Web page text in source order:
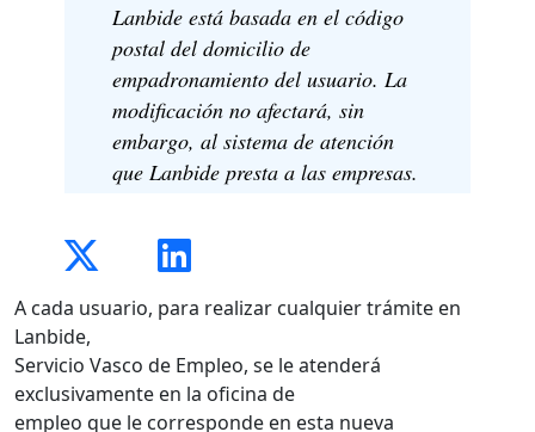
Lanbide está basada en el código
postal del domicilio de
empadronamiento del usuario. La
modificación no afectará, sin
embargo, al sistema de atención
que Lanbide presta a las empresas.
A cada usuario, para realizar cualquier trámite en
Lanbide,
Servicio Vasco de Empleo, se le atenderá
exclusivamente en la oficina de
empleo que le corresponde en esta nueva